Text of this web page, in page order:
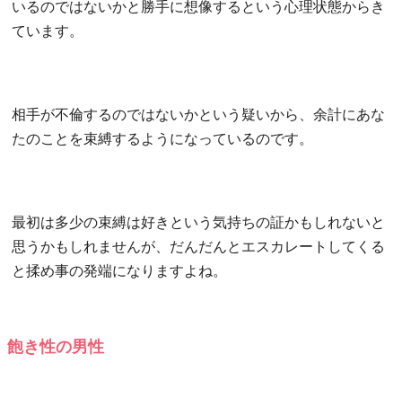
いるのではないかと勝手に想像するという心理状態からき
ています。
相手が不倫するのではないかという疑いから、余計にあな
たのことを束縛するようになっているのです。
最初は多少の束縛は好きという気持ちの証かもしれないと
思うかもしれませんが、だんだんとエスカレートしてくる
と揉め事の発端になりますよね。
飽き性の男性